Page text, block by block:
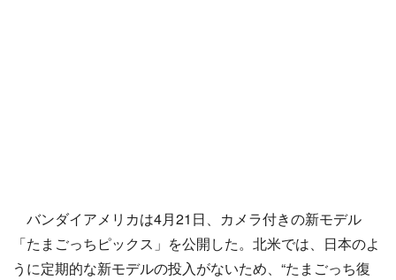
バンダイアメリカは4月21日、カメラ付きの新モデル
「たまごっちピックス」を公開した。北米では、日本のよ
うに定期的な新モデルの投入がないため、“たまごっち復